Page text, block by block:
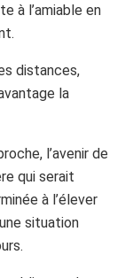
à l’amiable en
distances,
la
l’avenir de
qui serait
à l’élever
situation